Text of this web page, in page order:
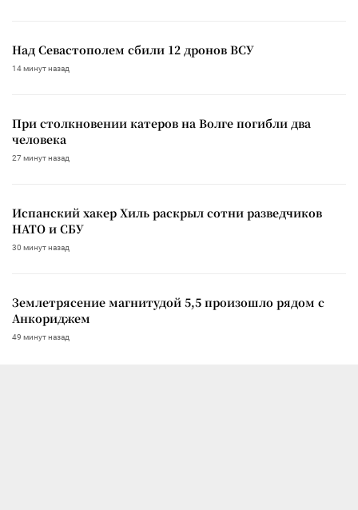
Над Севастополем сбили 12 дронов ВСУ
14 минут назад
При столкновении катеров на Волге погибли два
человека
27 минут назад
Испанский хакер Хиль раскрыл сотни разведчиков
НАТО и СБУ
30 минут назад
Землетрясение магнитудой 5,5 произошло рядом с
Анкориджем
49 минут назад